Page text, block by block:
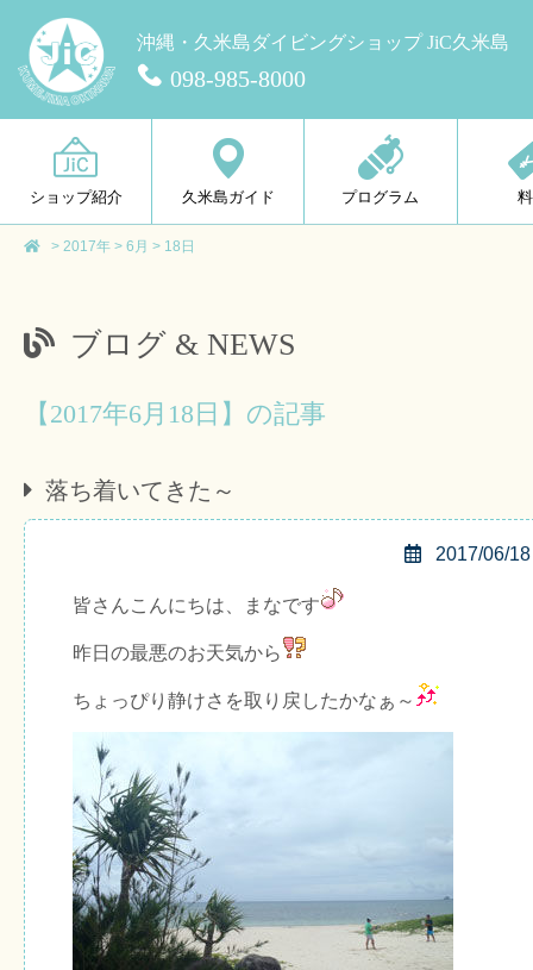
沖縄・久米島ダイビングショップ JiC久米島
098-985-8000
ショップ紹介 久米島ガイド プログラム
> 2017年 > 6月 > 18日
ブログ & NEWS
【2017年6月18日】の記事
落ち着いてきた～
2017/06/18
皆さんこんにちは、まなです
昨日の最悪のお天気から
ちょっぴり静けさを取り戻したかなぁ～